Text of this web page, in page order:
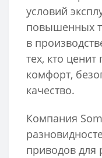
условий
повышенных
в
тех, кто
комфорт,
качество.
Компания
приводов для